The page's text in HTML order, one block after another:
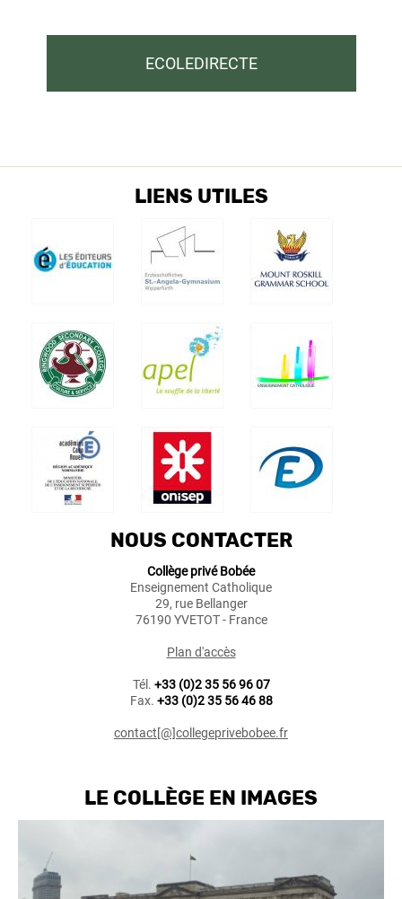
ECOLEDIRECTE
LIENS UTILES
NOUS CONTACTER
Collège privé Bobée
Enseignement Catholique
29, rue Bellanger
76190 YVETOT - France
Plan d'accès
Tél. +33 (0)2 35 56 96 07
Fax. +33 (0)2 35 56 46 88
contact[@]collegeprivebobee.fr
LE COLLÈGE EN IMAGES